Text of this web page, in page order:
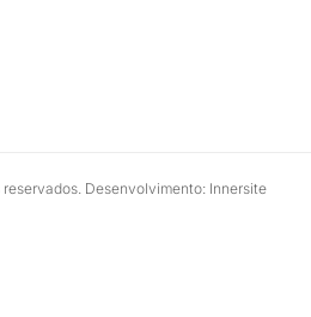
Desenvolvimento: Innersite